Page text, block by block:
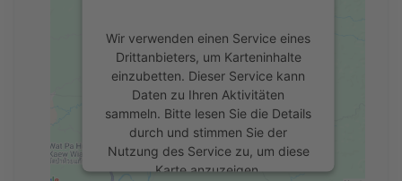
Wir verwenden einen Service eines
Drittanbieters, um Karteninhalte
einzubetten. Dieser Service kann
Daten zu Ihren Aktivitäten
sammeln. Bitte lesen Sie die Details
durch und stimmen Sie der
Nutzung des Service zu, um diese
Karte anzuzeigen.